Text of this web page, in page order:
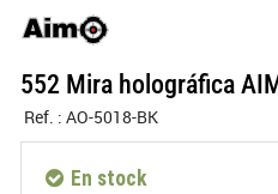
552 Mira holográfica
Ref. : AO-5018-BK
En stock